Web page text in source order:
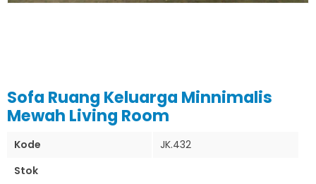
Sofa Ruang Keluarga Minnimalis
Mewah Living Room
Kode
JK.432
Stok